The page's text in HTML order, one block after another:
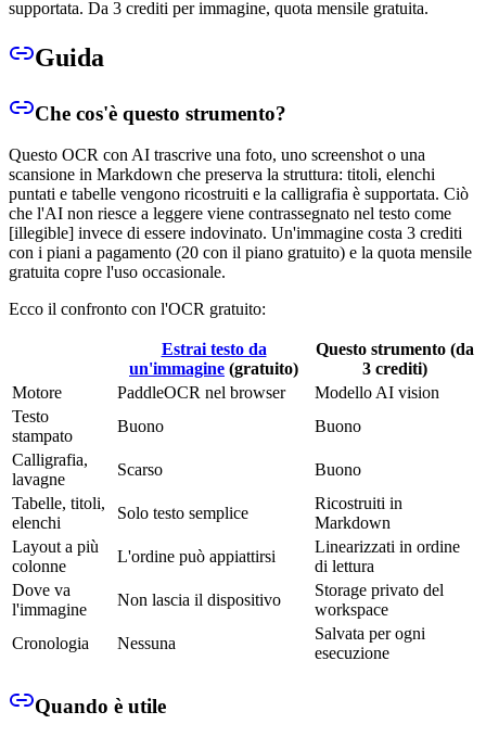
supportata. Da 3 crediti per immagine, quota mensile gratuita.
Guida
Che cos'è questo strumento?
Questo OCR con AI trascrive una foto, uno screenshot o una
scansione in Markdown che preserva la struttura: titoli, elenchi
puntati e tabelle vengono ricostruiti e la calligrafia è supportata. Ciò
che l'AI non riesce a leggere viene contrassegnato nel testo come
[illegible] invece di essere indovinato. Un'immagine costa 3 crediti
con i piani a pagamento (20 con il piano gratuito) e la quota mensile
gratuita copre l'uso occasionale.
Ecco il confronto con l'OCR gratuito:
Estrai testo da
un'immagine (gratuito)
Questo strumento (da
3 crediti)
Motore
PaddleOCR nel browser
Modello AI vision
Testo
stampato
Buono
Buono
Calligrafia,
lavagne
Scarso
Buono
Tabelle, titoli,
elenchi
Solo testo semplice
Ricostruiti in
Markdown
Layout a più
colonne
L'ordine può appiattirsi
Linearizzati in ordine
di lettura
Dove va
l'immagine
Non lascia il dispositivo
Storage privato del
workspace
Cronologia
Nessuna
Salvata per ogni
esecuzione
Quando è utile